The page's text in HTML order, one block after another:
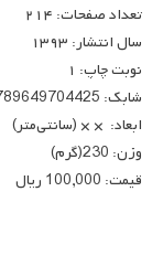
تعداد صفحات: ۲۱۴
سال انتشار: ۱۳۹۳
نوبت چاپ: ۱
شابک: 9789649704425
ابعاد: × × (سانتی‌متر)
وزن: 230(گرم)
قیمت: 100,000 ریال